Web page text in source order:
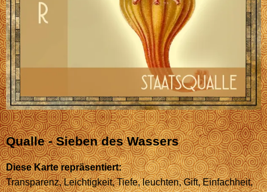
Qualle - Sieben des Wassers
Diese Karte repräsentiert:
Transparenz, Leichtigkeit, Tiefe, leuchten, Gift, Einfachheit,